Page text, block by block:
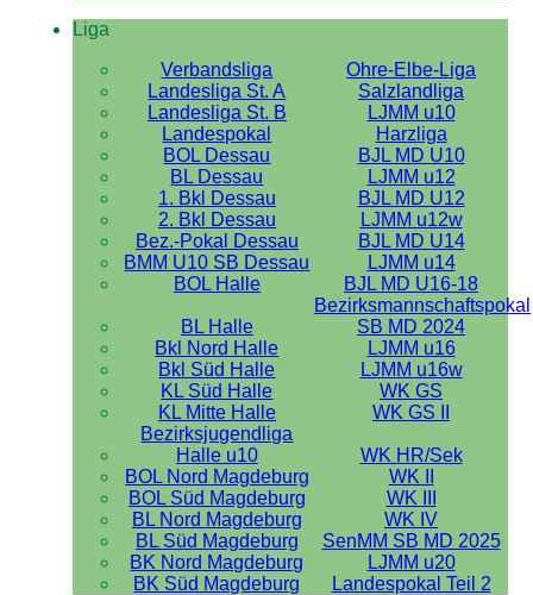
Liga
Verbandsliga
Ohre-Elbe-Liga
Landesliga St. A
Salzlandliga
Landesliga St. B
LJMM u10
Landespokal
Harzliga
BOL Dessau
BJL MD U10
BL Dessau
LJMM u12
1. Bkl Dessau
BJL MD U12
2. Bkl Dessau
LJMM u12w
Bez.-Pokal Dessau
BJL MD U14
BMM U10 SB Dessau
LJMM u14
BOL Halle
BJL MD U16-18
BL Halle
Bezirksmannschaftspokal
SB MD 2024
Bkl Nord Halle
LJMM u16
Bkl Süd Halle
LJMM u16w
KL Süd Halle
WK GS
KL Mitte Halle
WK GS II
Bezirksjugendliga
Halle u10
WK HR/Sek
BOL Nord Magdeburg
WK II
BOL Süd Magdeburg
WK III
BL Nord Magdeburg
WK IV
BL Süd Magdeburg
SenMM SB MD 2025
BK Nord Magdeburg
LJMM u20
BK Süd Magdeburg
Landespokal Teil 2